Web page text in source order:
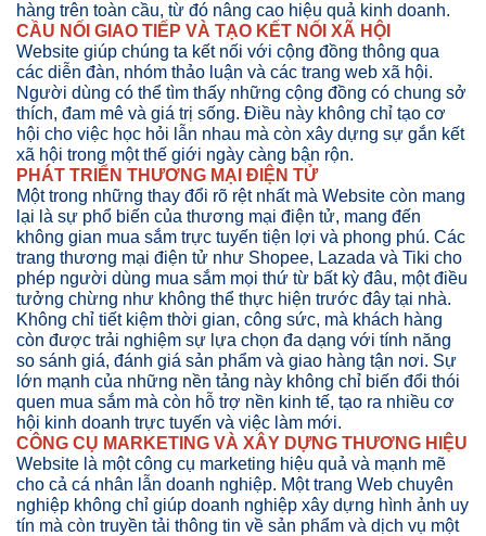
hàng trên toàn cầu, từ đó nâng cao hiệu quả kinh doanh.
CẦU NỐI GIAO TIẾP VÀ TẠO KẾT NỐI XÃ HỘI
Website giúp chúng ta kết nối với cộng đồng thông qua
các diễn đàn, nhóm thảo luận và các trang web xã hội.
Người dùng có thể tìm thấy những cộng đồng có chung sở
thích, đam mê và giá trị sống. Điều này không chỉ tạo cơ
hội cho việc học hỏi lẫn nhau mà còn xây dựng sự gắn kết
xã hội trong một thế giới ngày càng bận rộn.
PHÁT TRIỂN THƯƠNG MẠI ĐIỆN TỬ
Một trong những thay đổi rõ rệt nhất mà Website còn mang
lại là sự phổ biến của thương mại điện tử, mang đến
không gian mua sắm trực tuyến tiện lợi và phong phú. Các
trang thương mại điện tử như Shopee, Lazada và Tiki cho
phép người dùng mua sắm mọi thứ từ bất kỳ đâu, một điều
tưởng chừng như không thể thực hiện trước đây tại nhà.
Không chỉ tiết kiệm thời gian, công sức, mà khách hàng
còn được trải nghiệm sự lựa chọn đa dạng với tính năng
so sánh giá, đánh giá sản phẩm và giao hàng tận nơi. Sự
lớn mạnh của những nền tảng này không chỉ biến đổi thói
quen mua sắm mà còn hỗ trợ nền kinh tế, tạo ra nhiều cơ
hội kinh doanh trực tuyến và việc làm mới.
CÔNG CỤ MARKETING VÀ XÂY DỰNG THƯƠNG HIỆU
Website là một công cụ marketing hiệu quả và mạnh mẽ
cho cả cá nhân lẫn doanh nghiệp. Một trang Web chuyên
nghiệp không chỉ giúp doanh nghiệp xây dựng hình ảnh uy
tín mà còn truyền tải thông tin về sản phẩm và dịch vụ một